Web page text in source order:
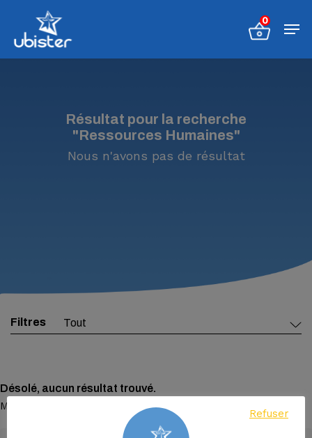
Résultat pour la recherche
"Ressources Humaines"
Nous n'avons pas de résultat
Filtres
Désolé, aucun résultat trouvé.
Merci de réessayer avec d’autres mots clés.
Refuser